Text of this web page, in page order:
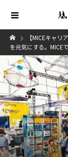
【MICEキャ
を元気にする。MICE